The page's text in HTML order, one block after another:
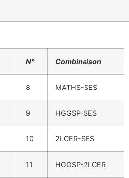
N° Combinaison
8 MATHS-SES
9 HGGSP-SES
10 2LCER-SES
11 HGGSP-2LCER